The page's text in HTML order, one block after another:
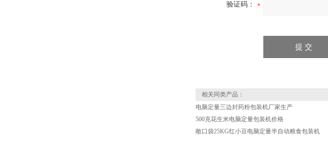
验证码：
相关同类产品：
电脑定量三边封药粉包装机厂家生产
500克花生米电脑定量包装机价格
敞口袋25KG红小豆电脑定量半自动粮食包装机